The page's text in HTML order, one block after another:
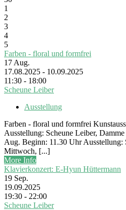
1
2
3
4
5
Farben - floral und formfrei
17 Aug.
17.08.2025 - 10.09.2025
11:30 - 18:00
Scheune Leiber
Ausstellung
Farben - floral und formfrei
Ausstellung: Scheune Leiber,
Aug. Beginn: 11.30 Uhr Ausstellung:
Mittwoch, [...]
More Info
Klavierkonzert: E-Hyun Hüttermann
19 Sep.
19.09.2025
19:30 - 22:00
Scheune Leiber